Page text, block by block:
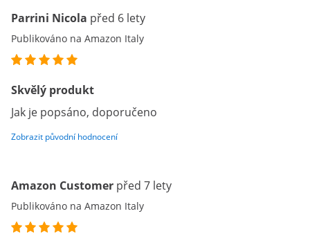
Parrini Nicola před 6 lety
Publikováno na Amazon Italy
Skvělý produkt
Jak je popsáno, doporučeno
Zobrazit původní hodnocení
Amazon Customer před 7 lety
Publikováno na Amazon Italy